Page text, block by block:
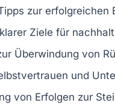
zur erfolgreichen
klarer Ziele für
Überwindung von
und
von Erfolgen zur